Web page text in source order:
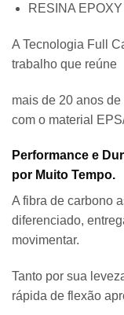
RESINA
A Tecnologia Full
trabalho que reúne
mais de 20 anos
com o material
Performance e
por Muito Tempo.
A fibra de carbono
diferenciado,
movimentar.
Tanto por sua
rápida de flexão